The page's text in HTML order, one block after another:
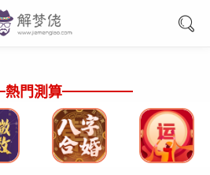
熱門測算